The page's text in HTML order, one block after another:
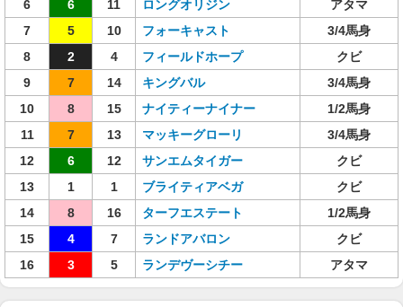
6
6 11 ロングオリジン
アタマ
7
5 10 フォーキャスト
3/4馬身
8
2 4 フィールドホープ
クビ
9
7 14 キングバル
3/4馬身
10
8 15 ナイティーナイナー
1/2馬身
11
7 13 マッキーグローリ
3/4馬身
12
6 12 サンエムタイガー
クビ
13
1 1 ブライティアベガ
クビ
14
8 16 ターフエステート
1/2馬身
15
4 7 ランドアバロン
クビ
16
3 5 ランデヴーシチー アタマ